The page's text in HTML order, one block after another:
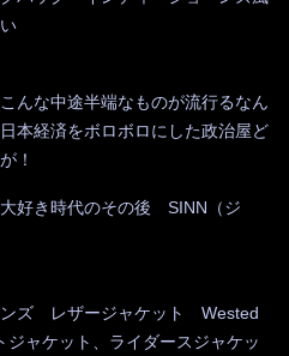
んな中途半端なものが流行るなん
本経済をボロボロにした政治屋ど
！
好き時代のその後 SINN（ジ
ンズ レザージャケット Wested
ャケット、ライダースジャケッ